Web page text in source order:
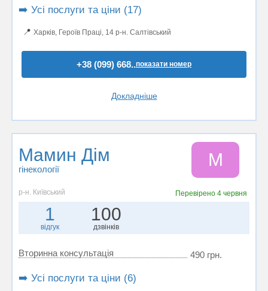
➡️ Усі послуги та ціни (17)
📍 Харків, Героїв Праці, 14 р-н. Салтівський
+38 (099) 668..показати номер
Докладніше
Мамин Дім
гінекології М
р-н. Київський Перевірено 4 червня
1
відгук
100
дзвінків
Вторинна консультація 490 грн.
➡️ Усі послуги та ціни (6)